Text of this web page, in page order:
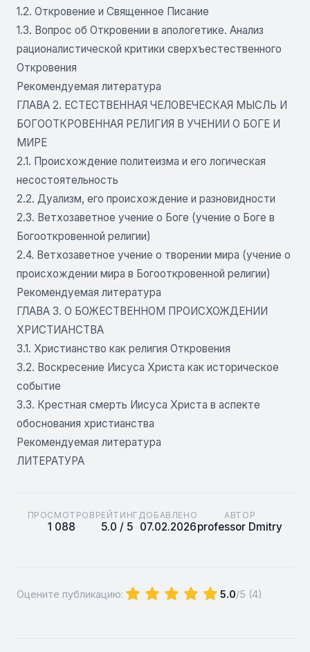
1.2. Откровение и Священное Писание
1.3. Вопрос об Откровении в апологетике. Анализ
рационалистической критики сверхъестественного
Откровения
Рекомендуемая литература
ГЛАВА 2. ЕСТЕСТВЕННАЯ ЧЕЛОВЕЧЕСКАЯ МЫСЛЬ И
БОГООТКРОВЕННАЯ РЕЛИГИЯ В УЧЕНИИ О БОГЕ И
МИРЕ
2.1. Происхождение политеизма и его логическая
несостоятельность
2.2. Дуализм, его происхождение и разновидности
2.3. Ветхозаветное учение о Боге (учение о Боге в
Богооткровенной религии)
2.4. Ветхозаветное учение о творении мира (учение о
происхождении мира в Богооткровенной религии)
Рекомендуемая литература
ГЛАВА 3. О БОЖЕСТВЕННОМ ПРОИСХОЖДЕНИИ
ХРИСТИАНСТВА
3.1. Христианство как религия Откровения
3.2. Воскресение Иисуса Христа как историческое
событие
3.3. Крестная смерть Иисуса Христа в аспекте
обоснования христианства
Рекомендуемая литература
ЛИТЕРАТУРА
ПРОСМОТРОВ
1 088
РЕЙТИНГ
5.0 / 5
ДОБАВЛЕНО
07.02.2026
АВТОР
professor Dmitry
Оцените публикацию: 5.0/5 (4)